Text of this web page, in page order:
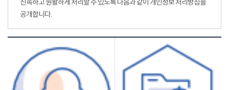
신속하고 원활하게 처리할 수 있도록 다음과 같이 개인정보 처리방침을
공개합니다.